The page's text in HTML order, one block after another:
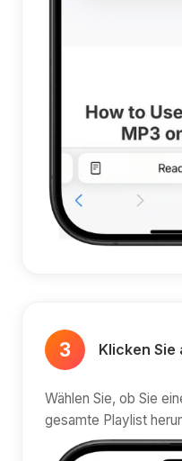
3 Klicken Sie
Wählen Sie, ob Sie
gesamte Playlist